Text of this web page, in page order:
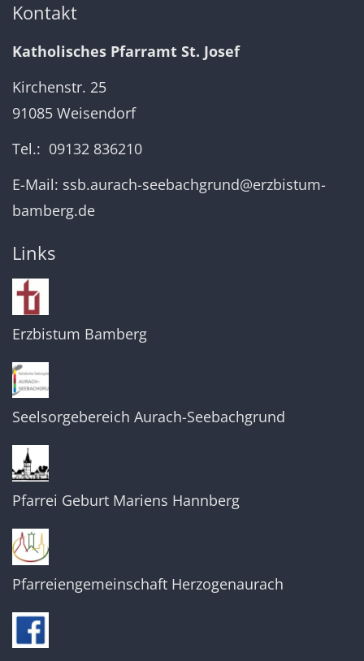
Kontakt
Katholisches Pfarramt St. Josef
Kirchenstr. 25
91085 Weisendorf
Tel.: 09132 836210
E-Mail: ssb.aurach-seebachgrund@erzbistum-
bamberg.de
Links
Erzbistum Bamberg
Seelsorgebereich Aurach-Seebachgrund
Pfarrei Geburt Mariens Hannberg
Pfarreiengemeinschaft Herzogenaurach